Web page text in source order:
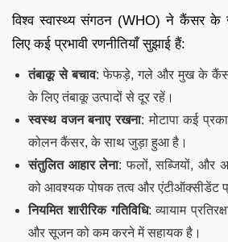
विश्व स्वास्थ्य संगठन (WHO) ने कैंसर
लिए कई प्रभावी रणनीतियाँ सुझाई हैं:
तंबाकू से बचाव: फेफड़े, गले और मुख के
के लिए तंबाकू उत्पादों से दूर रहें।
स्वस्थ वजन बनाए रखना: मोटापा कई
कोलन कैंसर, के साथ जुड़ा हुआ है।
संतुलित आहार लेना: फलों, सब्जियों, और
को आवश्यक पोषक तत्व और एंटीऑक्सीडेंट
नियमित शारीरिक गतिविधि: व्यायाम
और सूजन को कम करने में सहायक है।